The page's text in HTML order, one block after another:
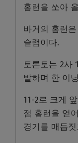
홈런을 쏘아
바거의 홈런
슬램이다.
토론토는 2사
발하며 한 이
11-2로 크게
점 홈런을 얻
경기를 매듭